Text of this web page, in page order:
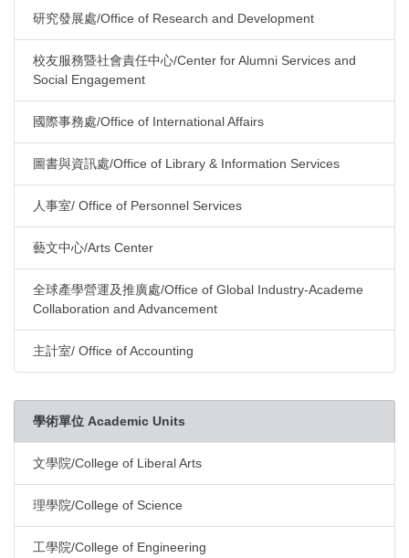
研究發展處/Office of Research and Development
校友服務暨社會責任中心/Center for Alumni Services and
Social Engagement
國際事務處/Office of International Affairs
圖書與資訊處/Office of Library & Information Services
人事室/ Office of Personnel Services
藝文中心/Arts Center
全球產學營運及推廣處/Office of Global Industry-Academe
Collaboration and Advancement
主計室/ Office of Accounting
學術單位 Academic Units
文學院/College of Liberal Arts
理學院/College of Science
工學院/College of Engineering